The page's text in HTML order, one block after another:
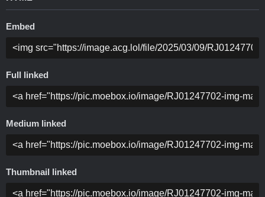
Embed
Full linked
Medium linked
Thumbnail linked